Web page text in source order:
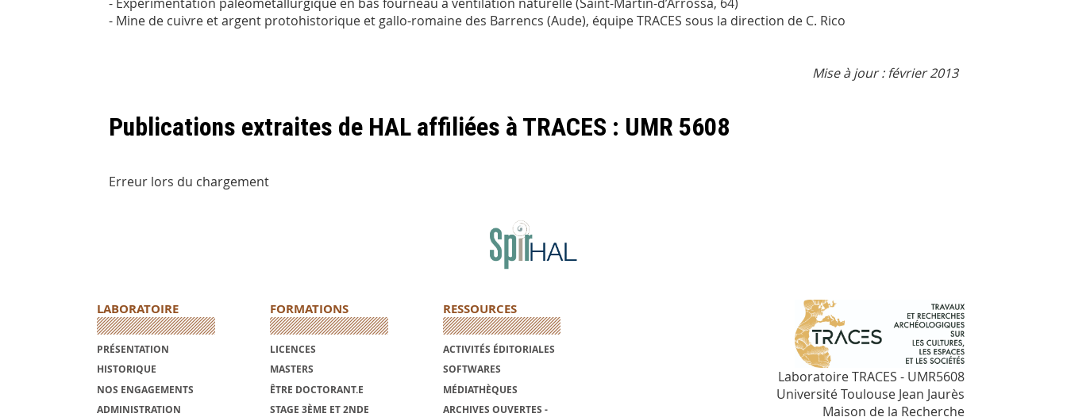
- Mine de cuivre et argent protohistorique et gallo-romaine des Barrencs (Aude), équipe TRACES sous la direction de C. Rico
Mise à jour : février 2013
Publications extraites de HAL affiliées à TRACES : UMR 5608
Erreur lors du chargement
LABORATOIRE
PRÉSENTATION
HISTORIQUE
NOS ENGAGEMENTS
ADMINISTRATION
FORMATIONS
LICENCES
MASTERS
ÊTRE DOCTORANT.E
STAGE 3ÈME ET 2NDE
RESSOURCES
ACTIVITÉS ÉDITORIALES
SOFTWARES
MÉDIATHÈQUES
ARCHIVES OUVERTES -
Laboratoire TRACES - UMR5608
Université Toulouse Jean Jaurès
Maison de la Recherche